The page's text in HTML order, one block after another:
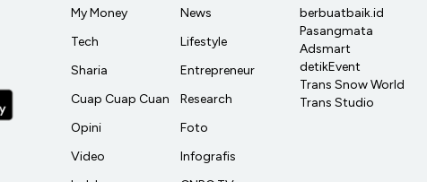
My Money
Tech
Sharia
Cuap Cuap Cuan
Opini
Video
News
Lifestyle
Entrepreneur
Research
Foto
Infografis
berbuatbaik.id
Pasangmata
Adsmart
detikEvent
Trans Snow World
Trans Studio